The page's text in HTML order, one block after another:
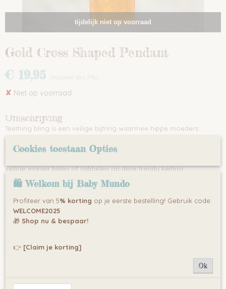
tijdelijk niet op voorraad
Gold Cross Shaped Pendant
€ 19,95 (inclusief btw 21%)
✘ Niet op voorraad
Omschrijving
Teething bling is een veilige bijtring waarmee hippe moeders
gemakkelijk de pijn van doorkomende tandjes kunnen verzachten.
Teething bling staat bekend om zijn veilige, effectieve bijtringen
veilige manier bijten of sabbelen op deze trendy ketting.
De Teething Bling ® Hangers zijn gemaakt van de dezelfde silicone
chemicaliën zoals ftalaten, BPA's, PVC's, of latex en alle Hangers zijn
voorzien van een klikkende sluiting als extra veiligheidsmaatregel.
De hangers zijn voorzien van een CE-markering (wat betekent dat
materialen zijn goedgekeurd.
Cookies toestaan Opties
🛍 Welkom bij Baby Mundo
Profiteer van 5% korting op je eerste bestelling! Gebruik code:
WELCOME2025
🎁 Shop nu & bespaar!
👉 [Claim je korting]
Ok